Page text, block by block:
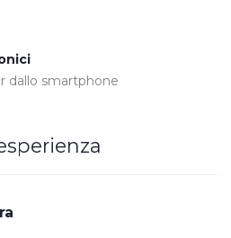
dallo smartphone